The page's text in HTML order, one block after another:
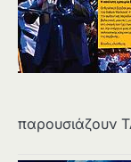
παρουσιάζουν